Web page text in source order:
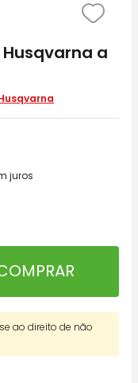
a
juros
ao direito de não